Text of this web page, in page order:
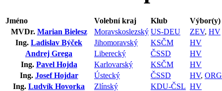
Jméno Volební kraj Klub
Výbor(y)
MVDr. Marian Bielesz Moravskoslezský US-DEU ZEV, HV
Ing. Ladislav Býček Jihomoravský KSČM
HV
Andrej Grega
Liberecký ČSSD
HV
Ing. Pavel Hojda Karlovarský KSČM
HV
Ing. Josef Hojdar Ústecký ČSSD HV,
Ing. Ludvík Hovorka Zlínský KDU-ČSL HV